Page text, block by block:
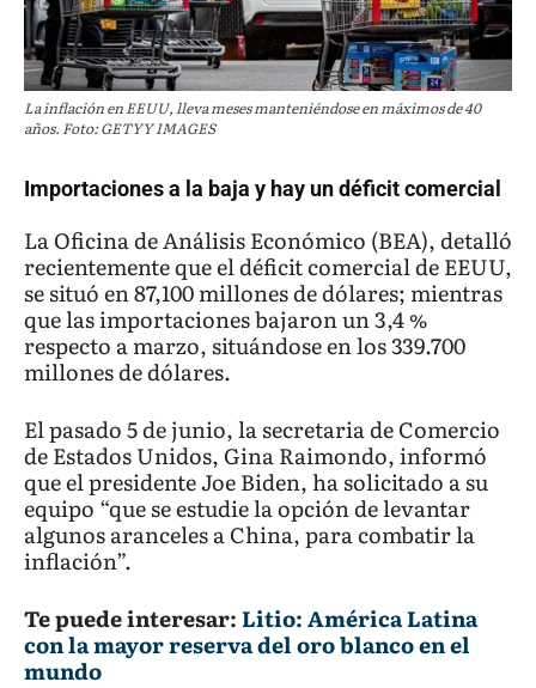
La inflación en EEUU, lleva meses manteniéndose en máximos de 40
años. Foto: GETYY IMAGES
Importaciones a la baja y hay un déficit comercial
La Oficina de Análisis Económico (BEA), detalló
recientemente que el déficit comercial de EEUU,
se situó en 87,100 millones de dólares; mientras
que las importaciones bajaron un 3,4 %
respecto a marzo, situándose en los 339.700
millones de dólares.
El pasado 5 de junio, la secretaria de Comercio
de Estados Unidos, Gina Raimondo, informó
que el presidente Joe Biden, ha solicitado a su
equipo “que se estudie la opción de levantar
algunos aranceles a China, para combatir la
inflación”.
Te puede interesar:Litio: América Latina
con la mayor reserva del oro blanco en el
mundo